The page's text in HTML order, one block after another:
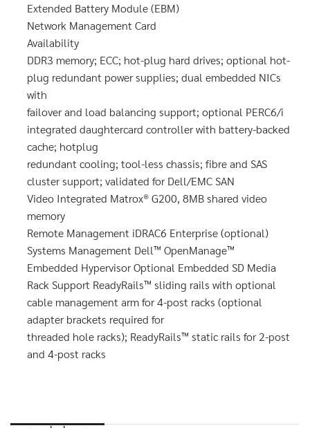
Extended Battery Module (EBM)
Network Management Card
Availability
DDR3 memory; ECC; hot-plug hard drives; optional hot-
plug redundant power supplies; dual embedded NICs
with
failover and load balancing support; optional PERC6/i
integrated daughtercard controller with battery-backed
cache; hotplug
redundant cooling; tool-less chassis; fibre and SAS
cluster support; validated for Dell/EMC SAN
Video Integrated Matrox® G200, 8MB shared video
memory
Remote Management iDRAC6 Enterprise (optional)
Systems Management Dell™ OpenManage™
Embedded Hypervisor Optional Embedded SD Media
Rack Support ReadyRails™ sliding rails with optional
cable management arm for 4-post racks (optional
adapter brackets required for
threaded hole racks); ReadyRails™ static rails for 2-post
and 4-post racks